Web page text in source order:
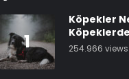
1
Köpekler
254.966 views